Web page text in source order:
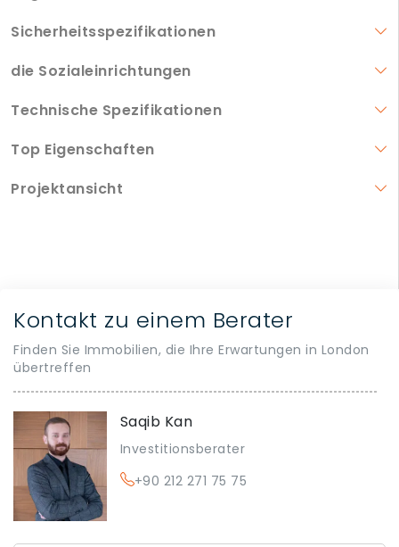
Sicherheitsspezifikationen
die Sozialeinrichtungen
Technische Spezifikationen
Top Eigenschaften
Projektansicht
Kontakt zu einem Berater
Finden Sie Immobilien, die Ihre Erwartungen in London
übertreffen
Saqib Kan
Investitionsberater
+90 212 271 75 75